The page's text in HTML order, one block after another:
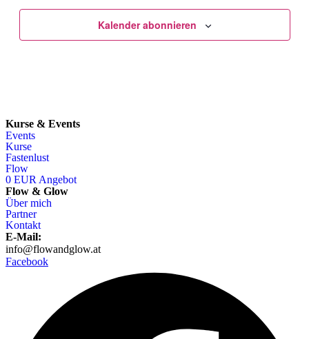
Kalender abonnieren
Kurse & Events
Events
Kurse
Fastenlust
Flow
0 EUR Angebot
Flow & Glow
Über mich
Partner
Kontakt
E-Mail:
info@flowandglow.at
Facebook